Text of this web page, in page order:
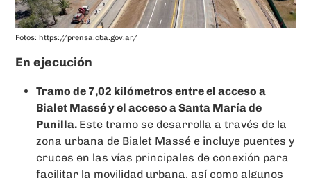
Fotos: https://prensa.cba.gov.ar/
En ejecución
Tramo de 7,02 kilómetros entre el acceso a
Bialet Massé y el acceso a Santa María de
Punilla. Este tramo se desarrolla a través de la
zona urbana de Bialet Massé e incluye puentes y
cruces en las vías principales de conexión para
facilitar la movilidad urbana, así como algunos